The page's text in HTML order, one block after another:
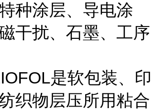
种涂层、导电涂
干扰、石墨、工序
是软包装、印
织物层压所用粘合